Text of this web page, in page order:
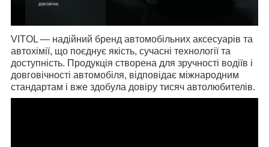
VITOL — надійний бренд автомобільних аксесуарів та
автохімії, що поєднує якість, сучасні технології та
доступність. Продукція створена для зручності водіїв і
довговічності автомобіля, відповідає міжнародним
стандартам і вже здобула довіру тисяч автолюбителів.